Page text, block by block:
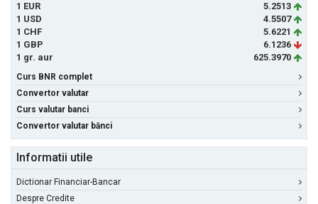
1 EUR
5.2513
1 USD
4.5507
1 CHF
5.6221
1 GBP
6.1236
1 gr. aur
625.3970
Curs BNR complet
Convertor valutar
Curs valutar banci
Convertor valutar bănci
Informatii utile
Dictionar Financiar-Bancar
Despre Credite